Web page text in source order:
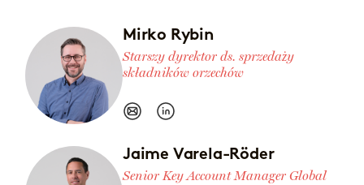
Mirko Rybin
Starszy dyrektor ds. sprzedaży
składników orzechów
Jaime Varela-Röder
Senior Key Account Manager Global